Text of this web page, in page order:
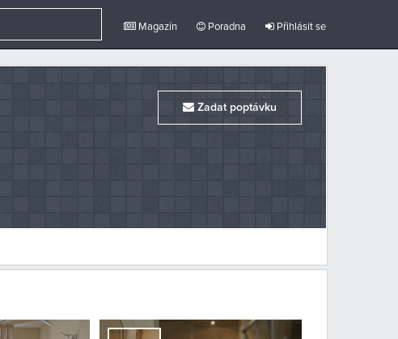
Magazín Poradna Přihlásit se
Zadat poptávku